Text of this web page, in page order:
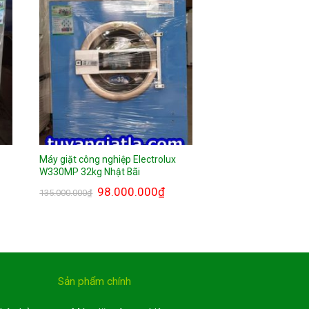
Máy giặt công nghiệp Electrolux
W330MP 32kg Nhật Bãi
135.000.000₫ 98.000.000₫
Sản phẩm chính